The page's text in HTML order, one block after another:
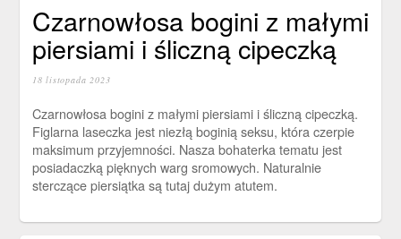
Czarnowłosa bogini z małymi
piersiami i śliczną cipeczką
18 listopada 2023
Czarnowłosa bogini z małymi piersiami i śliczną cipeczką.
Figlarna laseczka jest niezłą boginią seksu, która czerpie
maksimum przyjemności. Nasza bohaterka tematu jest
posiadaczką pięknych warg sromowych. Naturalnie
sterczące piersiątka są tutaj dużym atutem.